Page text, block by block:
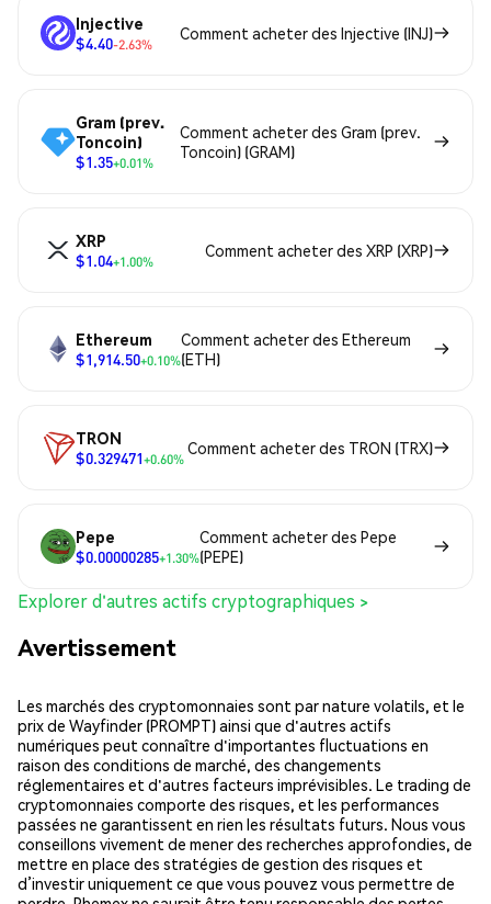
Injective
$4.40-2.63%
Comment acheter des Injective (INJ)
Gram (prev.
Toncoin)
$1.35+0.01%
Comment acheter des Gram (prev.
Toncoin) (GRAM)
XRP
$1.04+1.00%
Comment acheter des XRP (XRP)
Ethereum
$1,914.50+0.10%
Comment acheter des Ethereum
(ETH)
TRON
$0.329471+0.60%
Comment acheter des TRON (TRX)
Pepe
$0.00000285+1.30%
Comment acheter des Pepe
(PEPE)
Explorer d'autres actifs cryptographiques >
Avertissement
Les marchés des cryptomonnaies sont par nature volatils, et le
prix de Wayfinder (PROMPT) ainsi que d'autres actifs
numériques peut connaître d'importantes fluctuations en
raison des conditions de marché, des changements
réglementaires et d'autres facteurs imprévisibles. Le trading de
cryptomonnaies comporte des risques, et les performances
passées ne garantissent en rien les résultats futurs. Nous vous
conseillons vivement de mener des recherches approfondies, de
mettre en place des stratégies de gestion des risques et
d’investir uniquement ce que vous pouvez vous permettre de